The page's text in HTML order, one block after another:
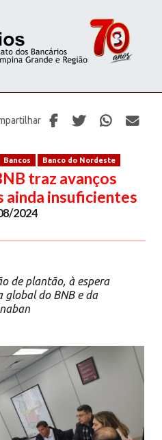
Bancos Banco do Nordeste
traz avanços
ainda insuficientes
2024
de plantão, à espera
global do BNB e da